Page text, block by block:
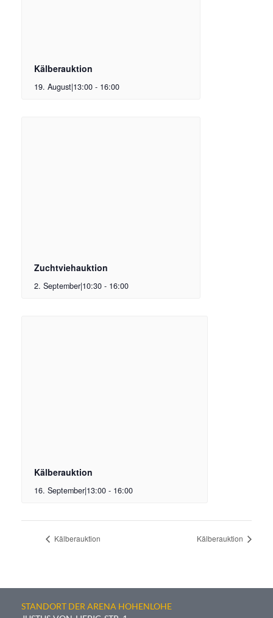
Kälberauktion
19. August|13:00 - 16:00
Zuchtviehauktion
2. September|10:30 - 16:00
Kälberauktion
16. September|13:00 - 16:00
Kälberauktion Kälberauktion
STANDORT DER ARENA HOHENLOHE